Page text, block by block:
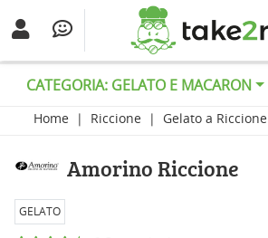
Home Riccione Gelato a Riccione
Amorino Riccione
GELATO
CATEGORIA: GELATO E MACARON